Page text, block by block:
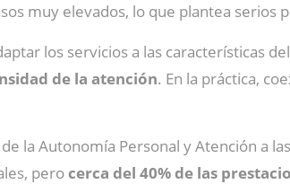
muy elevados, lo que plantea serios
los servicios a las características
de la atención. En la práctica,
la Autonomía Personal y Atención a
perocerca del 40% de las